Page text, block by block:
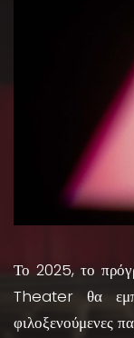
Το 2025, το
Theater θα
φιλοξενούμενες